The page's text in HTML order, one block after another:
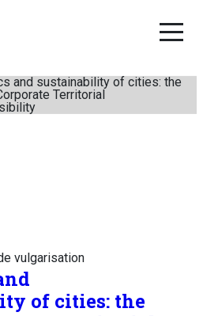
and sustainability of cities: the
Territorial
vulgarisation
of cities: the